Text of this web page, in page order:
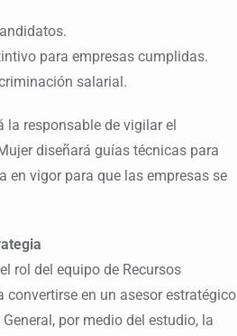
para empresas cumplidas.
salarial.
la responsable de vigilar el
diseñará guías técnicas para
en vigor para que las empresas se
rol del equipo de Recursos
en un asesor estratégico
por medio del estudio, la